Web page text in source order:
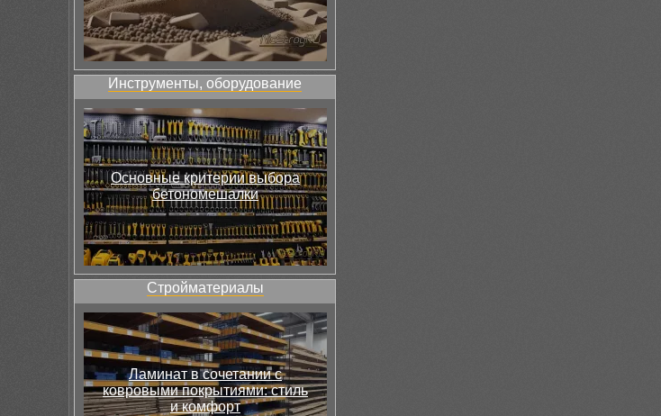
Инструменты, оборудование
Основные критерии выбора
бетономешалки
Стройматериалы
Ламинат в сочетании с
ковровыми покрытиями: стиль
и комфорт